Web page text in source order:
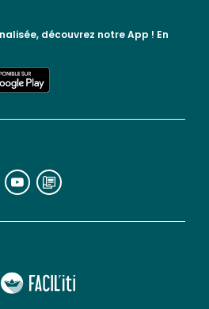
lien vers Faciliti
lien vers l'espace réseaux sociaux lien vers le blog la redoute
découvrez notre App ! En